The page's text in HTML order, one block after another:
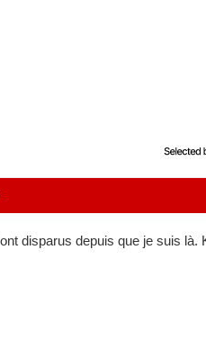
disparus depuis que je suis